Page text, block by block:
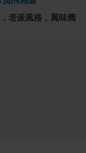
老派風格，風味獨